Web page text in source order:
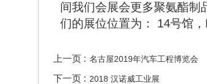
间我们会展会更多聚氨酯制
们的展位位置为： 14号馆，
上一页 : 名古屋2019年汽车工程博览会
下一页 : 2018 汉诺威工业展